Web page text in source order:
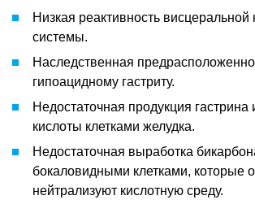
Низкая реактивность висцеральной
системы.
Наследственная
гипоацидному гастриту.
Недостаточная продукция гастрина
кислоты клетками желудка.
Недостаточная выработка
бокаловидными клетками, которые
нейтрализуют кислотную среду.